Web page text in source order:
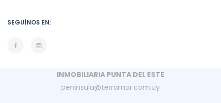
SEGUÍNOS EN:
INMOBILIARIA PUNTA DEL ESTE
peninsula@terramar.com.uy